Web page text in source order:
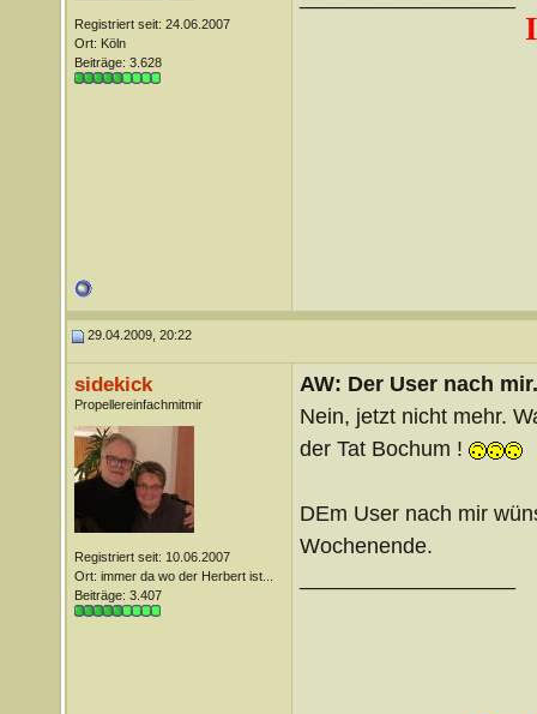
Registriert seit: 24.06.2007
Ort: Köln
Beiträge: 3.628
29.04.2009, 20:22
sidekick
Propellereinfachmitmir
Registriert seit: 10.06.2007
Ort: immer da wo der Herbert ist...
Beiträge: 3.407
AW: Der User nach
Nein, jetzt nicht mehr.
der Tat Bochum !
DEm User nach mir
Wochenende.